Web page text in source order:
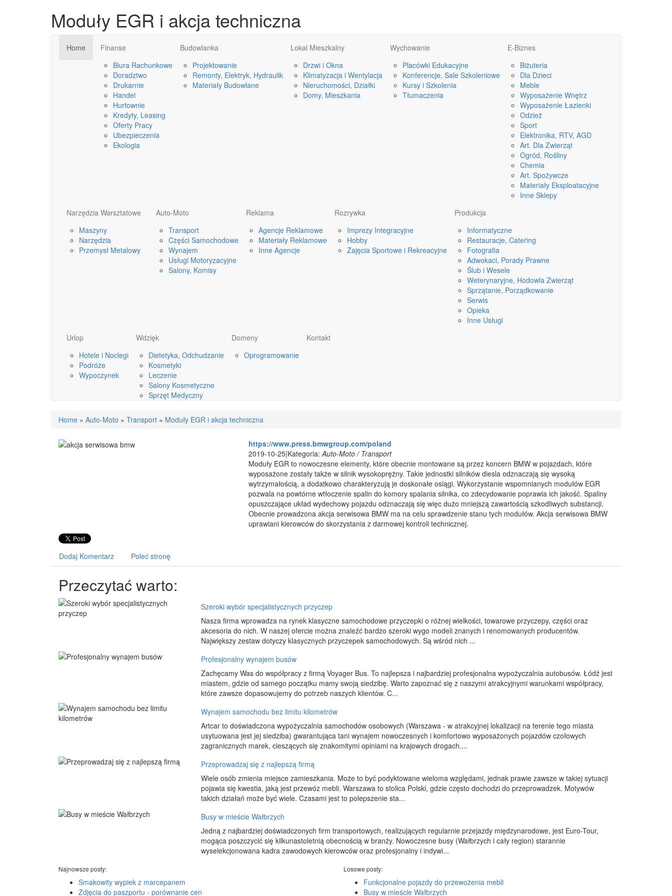
Moduły EGR i akcja techniczna
Home
Finanse
Biura Rachunkowe
Doradztwo
Drukarnie
Handel
Hurtownie
Kredyty, Leasing
Oferty Pracy
Ubezpieczenia
Ekologia
Budowlanka
Projektowanie
Remonty, Elektryk, Hydraulik
Materiały Budowlane
Lokal Mieszkalny
Drzwi i Okna
Klimatyzacja i Wentylacja
Nieruchomości, Działki
Domy, Mieszkania
Wychowanie
Placówki Edukacyjne
Konferencje, Sale Szkoleniowe
Kursy i Szkolenia
Tłumaczenia
E-Biznes
Biżuteria
Dla Dzieci
Meble
Wyposażenie Wnętrz
Wyposażenie Łazienki
Odzież
Sport
Elektronika, RTV, AGD
Art. Dla Zwierząt
Ogród, Rośliny
Chemia
Art. Spożywcze
Materiały Eksploatacyjne
Inne Sklepy
Narzędzia Warsztatowe
Maszyny
Narzędzia
Przemysł Metalowy
Auto-Moto
Transport
Części Samochodowe
Wynajem
Usługi Motoryzacyjne
Salony, Komisy
Reklama
Agencje Reklamowe
Materiały Reklamowe
Inne Agencje
Rozrywka
Imprezy Integracyjne
Hobby
Zajęcia Sportowe i Rekreacyjne
Produkcja
Informatyczne
Restauracje, Catering
Fotografia
Adwokaci, Porady Prawne
Ślub i Wesele
Weterynaryjne, Hodowla Zwierząt
Sprzątanie, Porządkowanie
Serwis
Opieka
Inne Usługi
Urlop
Hotele i Noclegi
Podróże
Wypoczynek
Wdzięk
Dietetyka, Odchudzanie
Kosmetyki
Leczenie
Salony Kosmetyczne
Sprzęt Medyczny
Domeny
Oprogramowanie
Kontakt
Home » Auto-Moto » Transport » Moduły EGR i akcja techniczna
https://www.press.bmwgroup.com/poland
2019-10-25|Kategoria:Auto-Moto / Transport
Moduły EGR to nowoczesne elementy, które obecnie montowane są przez koncern BMW w pojazdach, które
wyposażone zostały także w silnik wysokoprężny. Takie jednostki silników diesla odznaczają się wysoką
wytrzymałością, a dodatkowo charakteryzują je doskonałe osiągi. Wykorzystanie wspomnianych modułów EGR
pozwala na powtórne wtłoczenie spalin do komory spalania silnika, co zdecydowanie poprawia ich jakość. Spaliny
opuszczające układ wydechowy pojazdu odznaczają się więc dużo mniejszą zawartością szkodliwych substancji.
Obecnie prowadzona akcja serwisowa BMW ma na celu sprawdzenie stanu tych modułów. Akcja serwisowa BMW
uprawiani kierowców do skorzystania z darmowej kontroli technicznej.
Dodaj Komentarz Poleć stronę
Przeczytać warto:
Szeroki wybór specjalistycznych przyczep
Nasza firma wprowadza na rynek klasyczne samochodowe przyczepki o różnej wielkości, towarowe przyczepy, części oraz
akcesoria do nich. W naszej ofercie można znaleźć bardzo szeroki wygo modeli znanych i renomowanych producentów.
Największy zestaw dotyczy klasycznych przyczepek samochodowych. Są wśród nich ...
Profesjonalny wynajem busów
Zachęcamy Was do współpracy z firmą Voyager Bus. To najlepsza i najbardziej profesjonalna wypożyczalnia autobusów. Łódź jest
miastem, gdzie od samego początku mamy swoją siedzibę. Warto zapoznać się z naszymi atrakcyjnymi warunkami współpracy,
które zawsze dopasowujemy do potrzeb naszych klientów. C...
Wynajem samochodu bez limitu kilometrów
Artcar to doświadczona wypożyczalnia samochodów osobowych (Warszawa - w atrakcyjnej lokalizacji na terenie tego miasta
usytuowana jest jej siedziba) gwarantująca tani wynajem nowoczesnych i komfortowo wyposażonych pojazdów czołowych
zagranicznych marek, cieszących się znakomitymi opiniami na krajowych drogach....
Przeprowadzaj się z najlepszą firmą
Wiele osób zmienia miejsce zamieszkania. Może to być podyktowane wieloma względami, jednak prawie zawsze w takiej sytuacji
pojawia się kwestia, jaką jest przewóz mebli. Warszawa to stolica Polski, gdzie często dochodzi do przeprowadzek. Motywów
takich działań może być wiele. Czasami jest to polepszenie sta...
Busy w mieście Wałbrzych
Jedną z najbardziej doświadczonych firm transportowych, realizujących regularnie przejazdy międzynarodowe, jest Euro-Tour,
mogąca poszczycić się kilkunastoletnią obecnością w branży. Nowoczesne busy (Wałbrzych i cały region) starannie
wyselekcjonowana kadra zawodowych kierowców oraz profesjonalny i indywi...
Najnowsze posty:
Smakowity wypiek z marcepanem
Zdjęcia do paszportu - porównanie cen
Losowe posty:
Funkcjonalne pojazdy do przewożenia mebli
Busy w mieście Wałbrzych